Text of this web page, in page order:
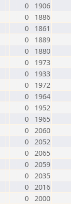
0
1906
0
1886
0
1861
0
1889
0
1880
0
1973
0
1933
0
1972
0
1964
0
1952
0
1965
0 2060
0 2052
0 2065
0 2059
0 2035
0 2016
0 2000